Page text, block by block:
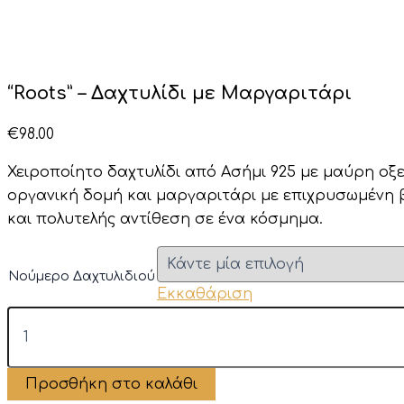
“Roots” – Δαχτυλίδι με Μαργαριτάρι
€98.00
Χειροποίητο δαχτυλίδι από Ασήμι 925 με μαύρη
οργανική δομή και μαργαριτάρι με επιχρυσωμένη
και πολυτελής αντίθεση σε ένα κόσμημα.
Νούμερο Δαχτυλιδιού
Εκκαθάριση
"Roots"
με
Μαργαριτάρι
Προσθήκη στο καλάθι